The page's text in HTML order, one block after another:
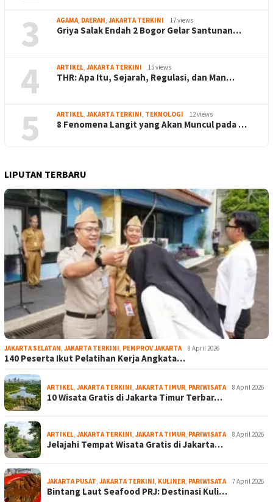
3 AGAMA, DAERAH, JAKARTA TERKINI 17 views
Griya Salak Endah 2 Bogor Gelar Santunan…
4 ARTIKEL, JAKARTA TERKINI 15 views
THR: Apa Itu, Sejarah, Regulasi, dan Man…
5 ARTIKEL, JAKARTA TERKINI, TEKNOLOGI 12 views
8 Fenomena Langit yang Akan Muncul pada …
LIPUTAN TERBARU
JAKARTA SELATAN, JAKARTA TERKINI, PEMPROV JAKARTA 8 April 2026
140 Peserta Ikut Pelatihan Kerja Angkata…
ARTIKEL, JAKARTA TERKINI, JAKARTA TIMUR, PARIWISATA 8 April 2026
10 Wisata Gratis di Jakarta Timur Terbar…
ARTIKEL, JAKARTA TERKINI, JAKARTA TIMUR, PARIWISATA 8 April 2026
Jelajahi Tempat Wisata Gratis di Jakarta…
JAKARTA PUSAT, JAKARTA TERKINI, KULINER, PARIWISATA 7 April 2026
Bintang Laut Seafood PRJ: Destinasi Kuli…